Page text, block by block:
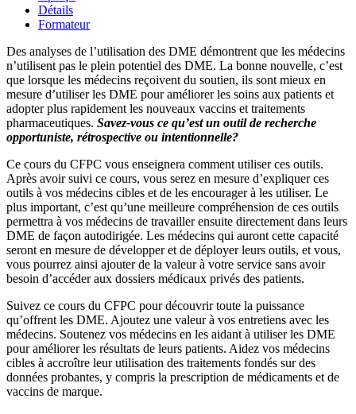
Détails
Formateur
Des analyses de l’utilisation des DME démontrent que les médecins
n’utilisent pas le plein potentiel des DME. La bonne nouvelle, c’est
que lorsque les médecins reçoivent du soutien, ils sont mieux en
mesure d’utiliser les DME pour améliorer les soins aux patients et
adopter plus rapidement les nouveaux vaccins et traitements
pharmaceutiques. Savez-vous ce qu’est un outil de recherche
opportuniste, rétrospective ou intentionnelle?
Ce cours du CFPC vous enseignera comment utiliser ces outils.
Après avoir suivi ce cours, vous serez en mesure d’expliquer ces
outils à vos médecins cibles et de les encourager à les utiliser. Le
plus important, c’est qu’une meilleure compréhension de ces outils
permettra à vos médecins de travailler ensuite directement dans leurs
DME de façon autodirigée. Les médecins qui auront cette capacité
seront en mesure de développer et de déployer leurs outils, et vous,
vous pourrez ainsi ajouter de la valeur à votre service sans avoir
besoin d’accéder aux dossiers médicaux privés des patients.
Suivez ce cours du CFPC pour découvrir toute la puissance
qu’offrent les DME. Ajoutez une valeur à vos entretiens avec les
médecins. Soutenez vos médecins en les aidant à utiliser les DME
pour améliorer les résultats de leurs patients. Aidez vos médecins
cibles à accroître leur utilisation des traitements fondés sur des
données probantes, y compris la prescription de médicaments et de
vaccins de marque.